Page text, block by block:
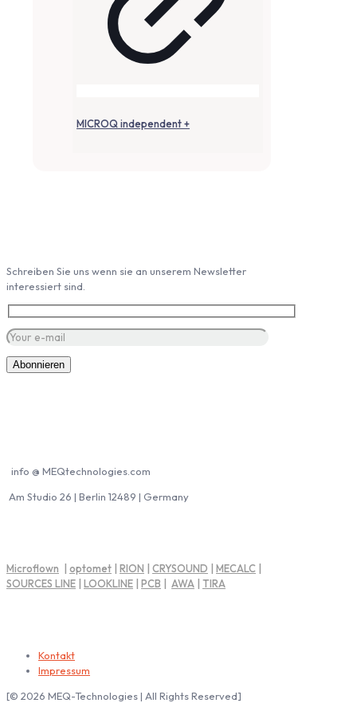
MICROQ independent +
Schreiben Sie uns wenn sie an unserem Newsletter
interessiert sind.
info @ MEQtechnologies.com
Am Studio 26 | Berlin 12489 | Germany
Microflown | optomet | RION | CRYSOUND | MECALC |
SOURCES LINE | LOOKLINE | PCB | AWA | TIRA
Kontakt
Impressum
[© 2026 MEQ-Technologies | All Rights Reserved]